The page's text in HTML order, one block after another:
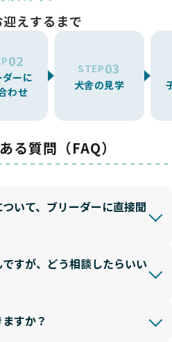
えするまで
02
ーに
わせ
STEP03
犬舎の見学
る質問（FAQ）
いて、ブリーダーに直接聞
すが、どう相談したらいい
すか？